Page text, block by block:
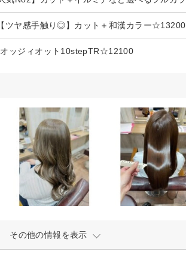
ツヤ感手触り◎】カット＋和漢カラー☆13200
オッジィオット10stepTR☆12100
その他の情報を表示